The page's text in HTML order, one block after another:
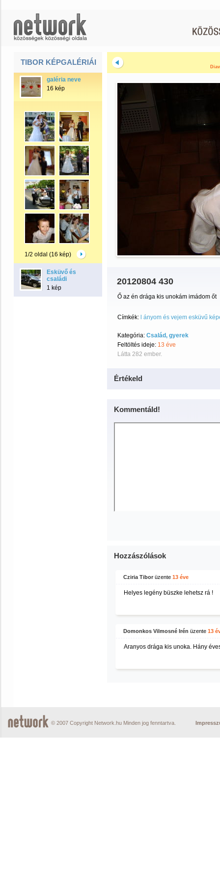
TIBOR KÉPGALÉRIÁI
galéria neve
16 kép
1/2 oldal (16 kép)
Esküvő és
családi
1 kép
20120804 430
Ő az én drága kis unokám imádom őt
Címkék: l ányom és vejem esküvű
Kategória: Család, gyerek
Feltöltés ideje: 13 éve
Látta 282 ember.
Értékeld
Kommentáld!
Hozzászólások
Cziria Tibor üzente 13 éve
Helyes legény büszke lehetsz rá !
Domonkos Vilmosné Irén üzente 13
Aranyos drága kis unoka. Hány
© 2007 Copyright Network.hu Minden jog fenntartva.